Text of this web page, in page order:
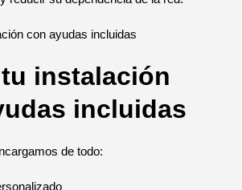
con ayudas incluidas
instalación
incluidas
de todo: